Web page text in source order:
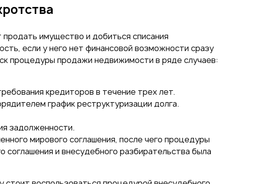
имущество и добиться списания
если у него нет финансовой возможности сразу
процедуры продажи недвижимости в ряде случаев:
кредиторов в течение трех лет.
график реструктуризации долга.
задолженности.
мирового соглашения, после чего процедуры
соглашения и внесудебного разбирательства была